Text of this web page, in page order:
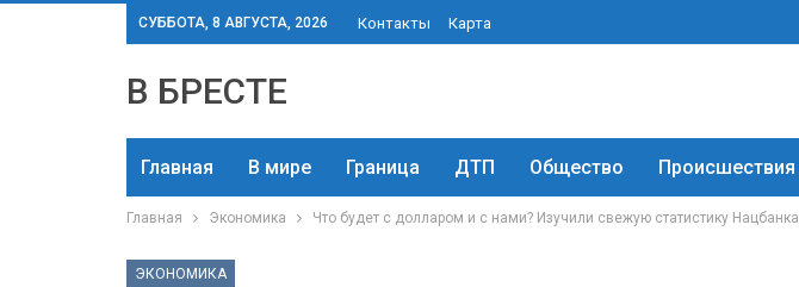
СУББОТА, 8 АВГУСТА, 2026 Контакты Карта
В БРЕСТЕ
Главная В мире Граница ДТП Общество Происшествия
Главная Экономика Что будет с долларом и с нами? Изучили свежую статистику Нацбанка
ЭКОНОМИКА